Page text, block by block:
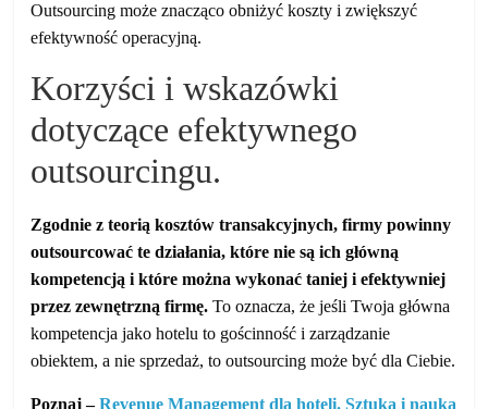
Outsourcing może znacząco obniżyć koszty i zwiększyć
efektywność operacyjną.
Korzyści i wskazówki
dotyczące efektywnego
outsourcingu.
Zgodnie z teorią kosztów transakcyjnych, firmy powinny
outsourcować te działania, które nie są ich główną
kompetencją i które można wykonać taniej i efektywniej
przez zewnętrzną firmę. To oznacza, że jeśli Twoja główna
kompetencja jako hotelu to gościnność i zarządzanie
obiektem, a nie sprzedaż, to outsourcing może być dla Ciebie.
Poznaj –Revenue Management dla hoteli. Sztuka i nauka